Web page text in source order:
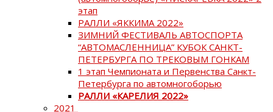
этап
РАЛЛИ «ЯККИМА 2022»
ЗИМНИЙ ФЕСТИВАЛЬ АВТОСПОРТА
“АВТОМАСЛЕННИЦА” КУБОК САНКТ-
ПЕТЕРБУРГА ПО ТРЕКОВЫМ ГОНКАМ
1 этап Чемпионата и Первенства Санкт-
Петербурга по автомногоборью
РАЛЛИ «КАРЕЛИЯ 2022»
2021